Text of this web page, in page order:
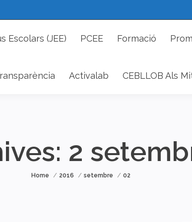
Escolars (JEE) PCEE Formació
Activalab CEBLLOB Als
2
You are here:
Home 2016 setembre 02